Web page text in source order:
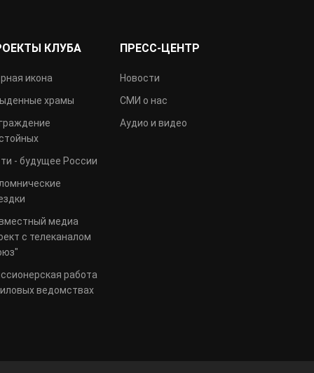
КЛУБА
икона
храмы
- будущее России
медиа
с телеканалом
работа
ведомствах
ПРЕСС-ЦЕНТР
Новости
СМИ о нас
Аудио и видео